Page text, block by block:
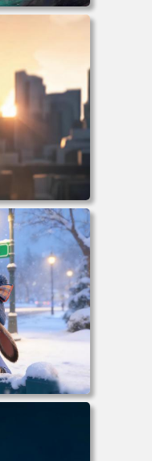
电
壁纸 电脑桌
脑壁纸 3840x2